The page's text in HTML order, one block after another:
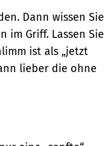
Dann wissen Sie
im Griff. Lassen Sie
ist als „jetzt
lieber die ohne